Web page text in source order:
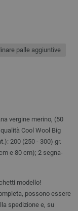
palle aggiuntive
vergine merino, (50
Cool Wool Big
200 (250 - 300) gr.
e 80 cm); 2 segna-
modello!
possono essere
spedizione e, su